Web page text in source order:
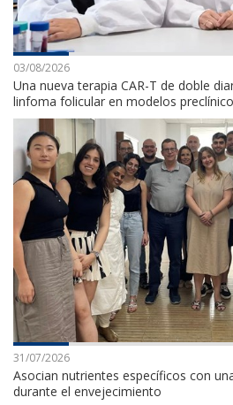
03/08/2026
Una nueva terapia CAR-T de doble
linfoma folicular en modelos
31/07/2026
Asocian nutrientes específicos con
durante el envejecimiento